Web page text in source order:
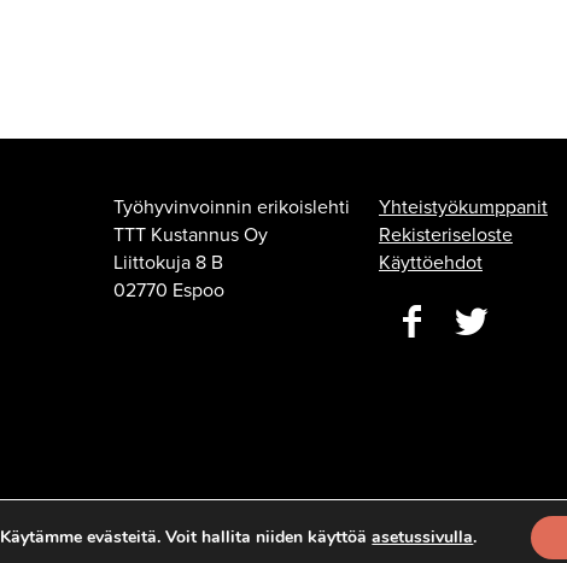
Työhyvinvoinnin erikoislehti
TTT Kustannus Oy
Liittokuja 8 B
02770 Espoo
Yhteistyökumppanit
Rekisteriseloste
Käyttöehdot
Käytämme evästeitä. Voit hallita niiden käyttöäasetussivulla.